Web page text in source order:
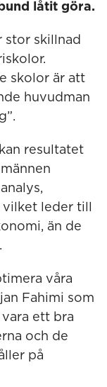
låtit göra.
stor skillnad
skolor är att
huvudman
resultatet
leder till
än de
våra
Fahimi som
ett bra
och de
på